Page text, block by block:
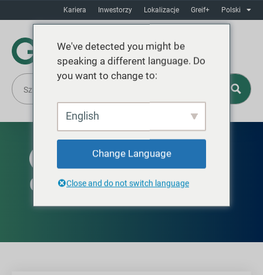
Kariera Inwestorzy Lokalizacje Greif+ Polski
DOSTĘPNE NA CAŁYM ŚWIECIE
GCUBE IBC Elektron
We've detected you might be
speaking a different language. Do
you want to change to:
English
Change Language
Close and do not switch language